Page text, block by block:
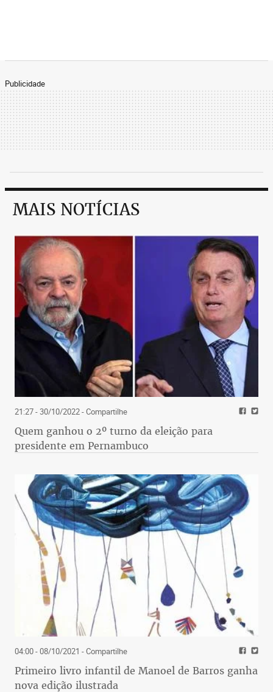
Publicidade
MAIS NOTÍCIAS
21:27 - 30/10/2022- Compartilhe
Quem ganhou o 2º turno da eleição para
presidente em Pernambuco
04:00 - 08/10/2021 - Compartilhe
Primeiro livro infantil de Manoel de Barros ganha
nova edição ilustrada